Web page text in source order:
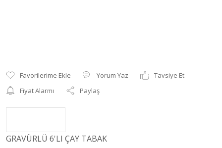
Yorum Yaz
Tavsiye Et
Fiyat Alarmı
Paylaş
GRAVÜRLÜ 6'LI ÇAY TABAK